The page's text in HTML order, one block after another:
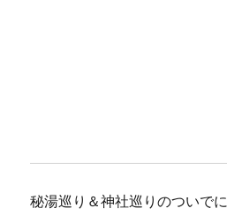
秘湯巡り＆神社巡りのついで